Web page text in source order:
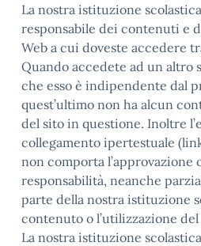
La nostra istituzione
responsabile dei contenuti e
Web a cui doveste accedere
Quando accedete ad un altro
che esso è indipendente dal
quest’ultimo non ha alcun
del sito in questione. Inoltre
collegamento ipertestuale
non comporta l’approvazione
responsabilità, neanche
parte della nostra istituzione
contenuto o l’utilizzazione del
La nostra istituzione